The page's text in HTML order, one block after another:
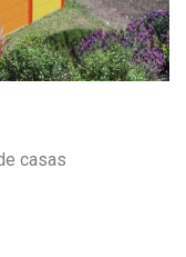
casas